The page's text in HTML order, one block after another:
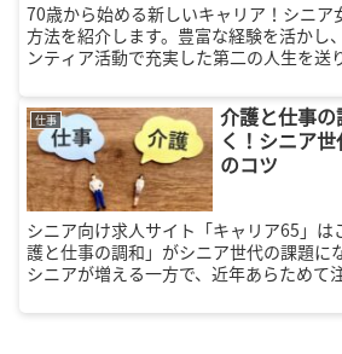
70歳から始める新しいキャリア！シニア
方法を紹介します。豊富な経験を活かし
ンティア活動で充実した第二の人生を送
仕事
介護と仕事
く！シニア
のコツ
シニア向け求人サイト「キャリア65」は
護と仕事の調和」がシニア世代の課題に
シニアが増える一方で、近年あらためて
の課題ではな...